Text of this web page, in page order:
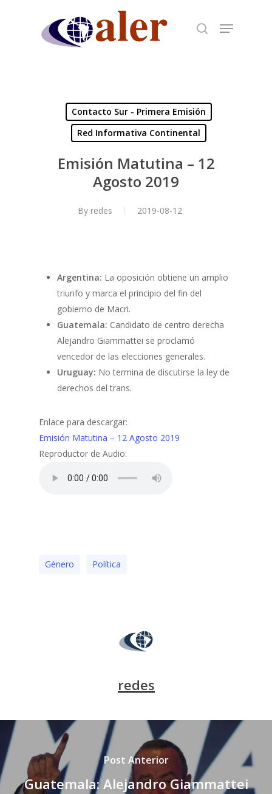
Contacto Sur - Primera Emisión
Red Informativa Continental
Emisión Matutina – 12
Agosto 2019
By redes 2019-08-12
Argentina: La oposición obtiene un amplio
triunfo y marca el principio del fin del
gobierno de Macri.
Guatemala: Candidato de centro derecha
Alejandro Giammattei se proclamó
vencedor de las elecciones generales.
Uruguay: No termina de discutirse la ley de
derechos del trans.
Enlace para descargar:
Emisión Matutina – 12 Agosto 2019
Reproductor de Audio:
Género Polí­tica
redes
Post Anterior
Guatemala: Alejandro Giammattei